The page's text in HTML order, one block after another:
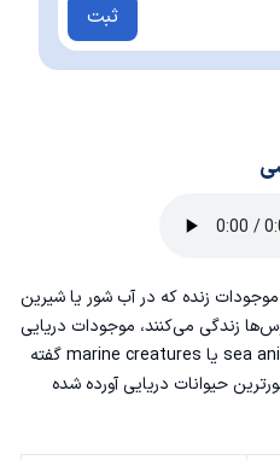
ثبت
زنده که در آب شور یا شیرین
زندگی می‌کنند، موجودات دریایی
گفته می‌شود. به این حیوانات sea animals یا marine creatures گفته
حیوانات دریایی آورده شده